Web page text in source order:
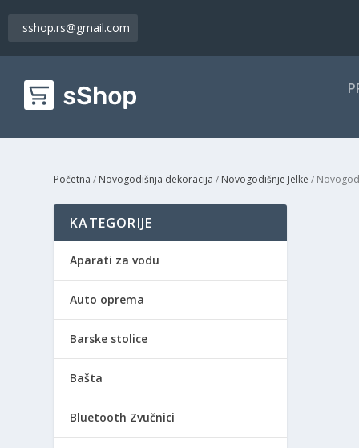
sshop.rs@gmail.com
Početna / Novogodišnja dekoracija / Novogodišnje Jelke /
KATEGORIJE
Aparati za vodu
Auto oprema
Barske stolice
Bašta
Bluetooth Zvučnici